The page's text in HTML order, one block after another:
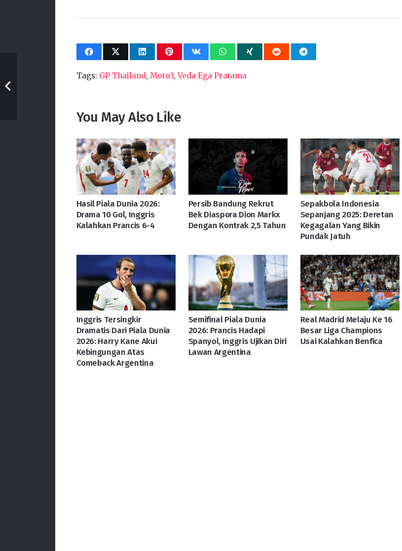
Tags: GP Thailand, Moto3,Veda Ega Pratama
You May Also Like
Hasil Piala Dunia 2026:
Drama 10 Gol, Inggris
Kalahkan Prancis 6-4
Persib Bandung Rekrut
Bek Diaspora Dion Markx
Dengan Kontrak 2,5 Tahun
Sepakbola Indonesia
Sepanjang 2025: Deretan
Kegagalan Yang Bikin
Pundak Jatuh
Inggris Tersingkir
Dramatis Dari Piala Dunia
2026: Harry Kane Akui
Kebingungan Atas
Comeback Argentina
Semifinal Piala Dunia
2026: Prancis Hadapi
Spanyol, Inggris Ujikan Diri
Lawan Argentina
Real Madrid Melaju Ke 16
Besar Liga Champions
Usai Kalahkan Benfica